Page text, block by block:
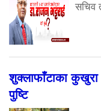
सचिव
शुक्लाफाँटाका कुखुरा
पुष्टि